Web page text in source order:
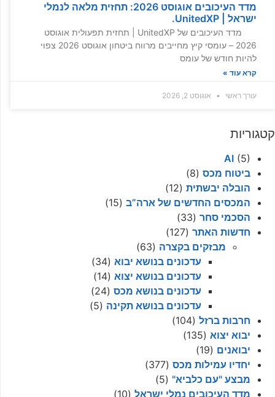
מדד העיכובים אוגוסט 2026: תחזית מלאה לנמלי
ישראל | UnitedXP.
מדד העיכובים של UnitedXP | תחזית תפעולית אוגוסט
2026 – עומסי קיץ מחייבים מרווח ביטחון אוגוסט 2026 צפוי
להיות חודש של עומס
קרא עוד »
עורך ראשי אוגוסט 2, 2026
קטגוריות
AI (5)
ביטוח מכס (8)
הובלה יבשתית (12)
המכסים החדשים של ארה”ב (15)
הסכמי סחר (33)
חדשות האתר (127)
מבזקים בקצרה (63)
עדכונים בנושא יבוא (34)
עדכונים בנושא יצוא (14)
עדכונים בנושא מכס (24)
עדכונים בנושא תקינה (5)
חרבות ברזל (104)
יבוא יצוא (135)
יבואנים (19)
יחדיו עמילות מכס (377)
מבצע "עם כלביא" (5)
מדד העיכובים נמלי ישראל (10)